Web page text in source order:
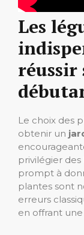
Les
réussir
Le choix des
obtenir un
privilégier
prompt à
plantes sont
erreurs
en offrant